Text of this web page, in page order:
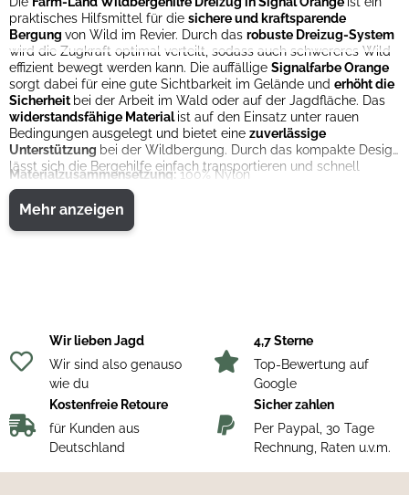
praktisches Hilfsmittel für die sichere und kraftsparende
Bergung von Wild im Revier. Durch das robuste Dreizug-System
wird die Zugkraft optimal verteilt, sodass auch schwereres Wild
effizient bewegt werden kann. Die auffällige Signalfarbe Orange
sorgt dabei für eine gute Sichtbarkeit im Gelände und erhöht die
Sicherheit bei der Arbeit im Wald oder auf der Jagdfläche. Das
widerstandsfähige Materialist auf den Einsatz unter rauen
Bedingungen ausgelegt und bietet eine zuverlässige
Unterstützung bei der Wildbergung. Durch das kompakte Design
lässt sich die Bergehilfe einfach transportieren und schnell
einsetzen.
Materialzusammensetzung:100% Nylon
Mehr anzeigen
Wir lieben Jagd
Wir sind also genauso
wie du
4,7 Sterne
Top-Bewertung auf
Google
Kostenfreie Retoure
für Kunden aus
Deutschland
Sicher zahlen
Per Paypal, 30 Tage
Rechnung, Raten u.v.m.